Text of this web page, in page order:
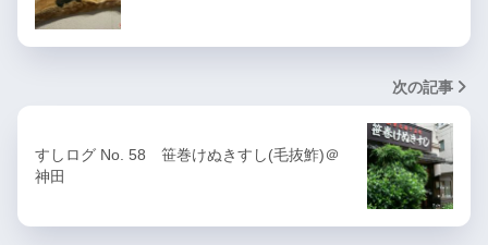
次の記事
すしログ No. 58 笹巻けぬきすし(毛抜鮓)＠
神田